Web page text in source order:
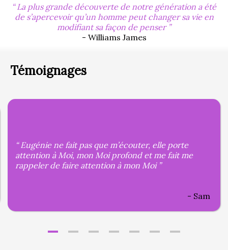
La plus grande découverte de notre génération a été
de s’apercevoir qu’un homme peut changer sa vie en
modifiant sa façon de penser
- Williams James
Témoignages
Eugénie ne fait pas que m’écouter, elle porte
attention à Moi, mon Moi profond et me fait me
rappeler de faire attention à mon Moi
Sam